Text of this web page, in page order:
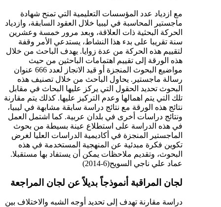
مع ازدياد عدد المؤسسات التعليمية التي تمنح شهادة
ماجستير المحاسبة في ليبيا خلال العقود السابقة، وازدياد
الحركة البحثية ذات العلاقة، وبعد مرور خمسة وعشرين
سنة تقريبا على بدء هذا النشاط، يستدعي الأمر وقفة
لتقييم هذه الحركة من عدة زوايا. يهدف الباحث من خلال
هذه الورقة إلى تقييم اهتمامات الباحثين من حيث
مواضيع البحوث المنجزة أو قيد الانجاز لعدد 666 عنوان
رسالة ماجستير. يحاول الباحث من خلال تصنيف هذه
البحوث تحديد الحقول التي يركز عليها البحاث في مقابل
تلك التي يتم اهمالها وعدم التركيز عليها. كذلك يتم مقارنة
نتائج هذه الورقة مع نتائج دراسة سابقة مشابهة في ليبيا،
ونتائج دراسات أخرى في بلدان عربية. كما اشتمل العمل
في هذه الدراسة على استطلاع عينة بسيطة من بحوث
الماجستير المنجزة في أكاديمية الدراسات العليا لغرض
تكوين فكرة مبدئية عن المنهجية المستخدمة في هذه
البحوث، وتقديم ملاحظات يمكن أن يستفاد بها مستقبلا.
عماد علي ناجي السويح(6-2014)
لجان المراقبة أنموذجاً بديلاً عن لجان المراجعة
دراسة مقارنة تهدف إلى تحديد أوجه الشبه والاختلاف بين